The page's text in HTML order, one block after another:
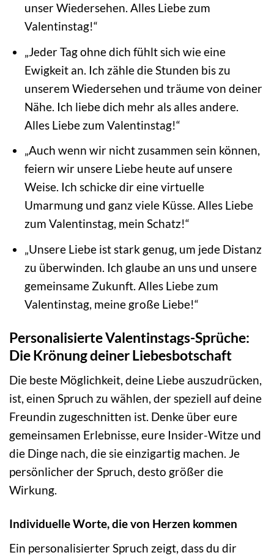
unser Wiedersehen. Alles Liebe zum
Valentinstag!“
„Jeder Tag ohne dich fühlt sich wie eine
Ewigkeit an. Ich zähle die Stunden bis zu
unserem Wiedersehen und träume von deiner
Nähe. Ich liebe dich mehr als alles andere.
Alles Liebe zum Valentinstag!“
„Auch wenn wir nicht zusammen sein können,
feiern wir unsere Liebe heute auf unsere
Weise. Ich schicke dir eine virtuelle
Umarmung und ganz viele Küsse. Alles Liebe
zum Valentinstag, mein Schatz!“
„Unsere Liebe ist stark genug, um jede Distanz
zu überwinden. Ich glaube an uns und unsere
gemeinsame Zukunft. Alles Liebe zum
Valentinstag, meine große Liebe!“
Personalisierte Valentinstags-Sprüche:
Die Krönung deiner Liebesbotschaft
Die beste Möglichkeit, deine Liebe auszudrücken,
ist, einen Spruch zu wählen, der speziell auf deine
Freundin zugeschnitten ist. Denke über eure
gemeinsamen Erlebnisse, eure Insider-Witze und
die Dinge nach, die sie einzigartig machen. Je
persönlicher der Spruch, desto größer die
Wirkung.
Individuelle Worte, die von Herzen kommen
Ein personalisierter Spruch zeigt, dass du dir